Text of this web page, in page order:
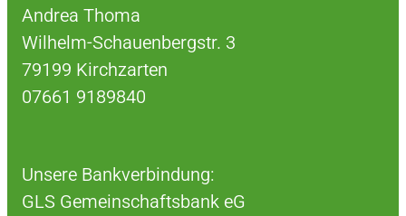
Andrea Thoma
Wilhelm-Schauenbergstr. 3
79199 Kirchzarten
07661 9189840
Unsere Bankverbindung:
GLS Gemeinschaftsbank eG